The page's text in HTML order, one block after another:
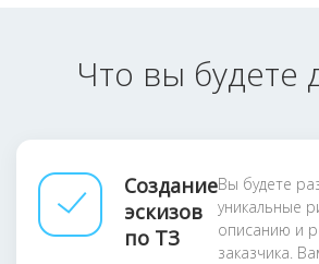
Что вы будете
Создание
эскизов
по ТЗ
Вы будете
уникальные
описанию и
заказчика.